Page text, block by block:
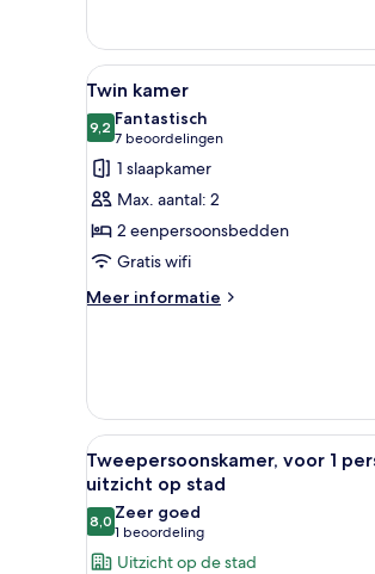
voor
persoon
Alle
foto's
voor
Twin
kamer
laden
Een
5
Twin kamer
9,29,2 van 10
Fantastisch
7 beoordelingen
(7
beoordelingen)
1 slaapkamer
Max. aantal: 2
2 eenpersoonsbedden
Gratis wifi
Meer informatie
Meer
Alle
foto's
voor
Tweepersoonskamer,
voor
Een
5
Tweepersoonskamer, voor 1
uitzicht op stad
8,08,0 van 10
Zeer goed
1 beoordeling
(1
beoordeling)
Uitzicht op de stad